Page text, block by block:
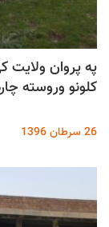
په پروان ولایت
کلونو وروسته
26 سرطان 1396